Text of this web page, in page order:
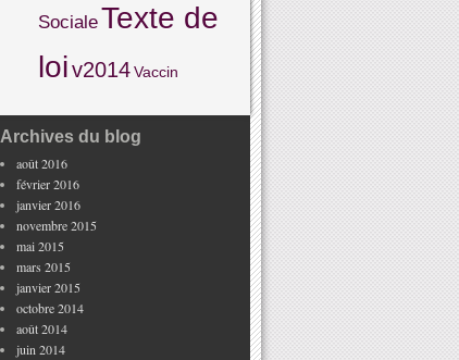
SocialeTexte de
loiv2014Vaccin
Archives du blog
août 2016
février 2016
janvier 2016
novembre 2015
mai 2015
mars 2015
janvier 2015
octobre 2014
août 2014
juin 2014